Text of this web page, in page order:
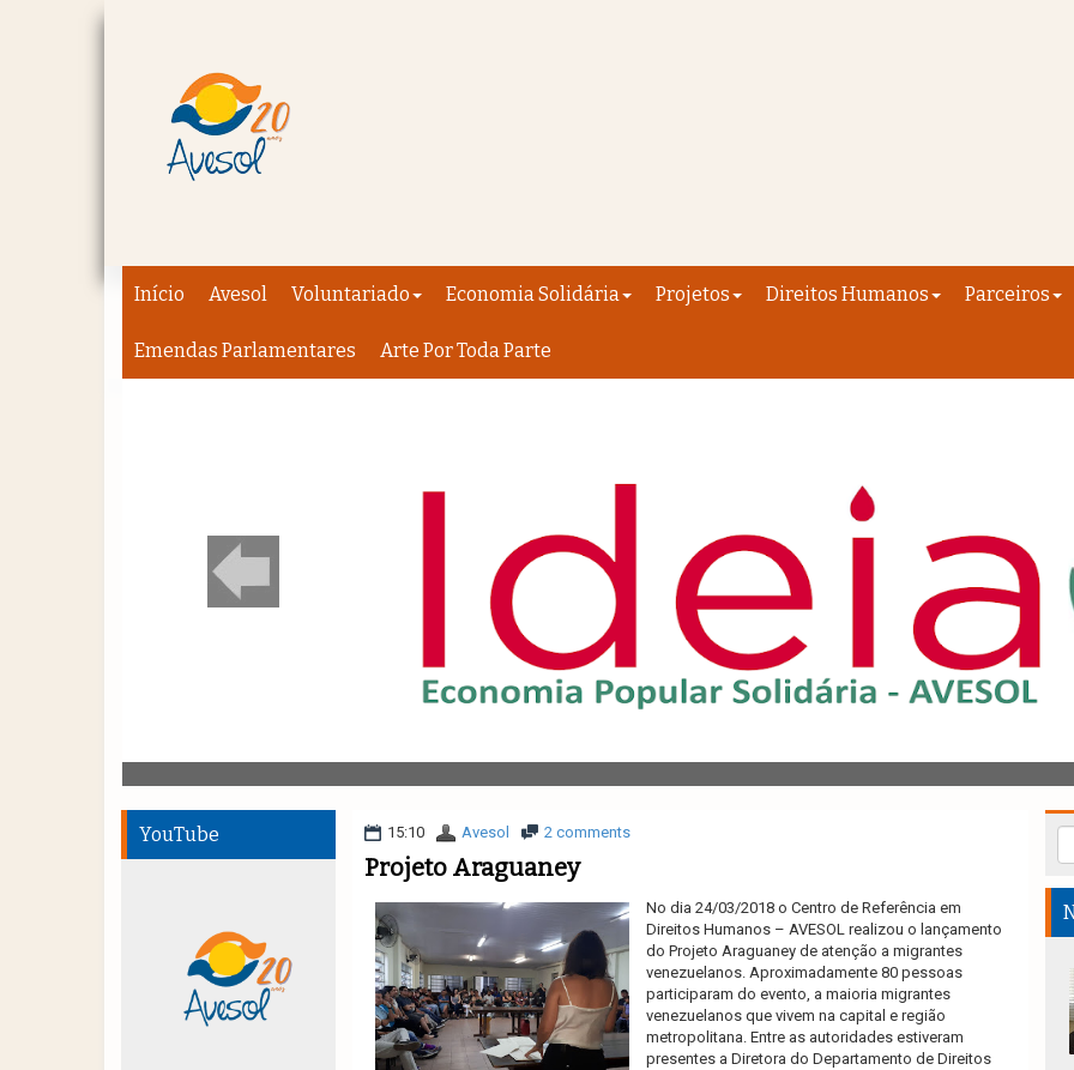
Início Avesol Voluntariado Economia Solidária Projetos Direitos Humanos Parceiros
Emendas Parlamentares Arte Por Toda Parte
15:10 Avesol 2 comments
Projeto Araguaney
No dia 24/03/2018 o Centro de Referência em
Direitos Humanos – AVESOL realizou o lançamento
do Projeto Araguaney de atenção a migrantes
venezuelanos. Aproximadamente 80 pessoas
participaram do evento, a maioria migrantes
venezuelanos que vivem na capital e região
metropolitana. Entre as autoridades estiveram
presentes a Diretora do Departamento de Direitos
YouTube